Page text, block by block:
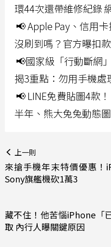
環44次還帶維修紀錄
📢 Apple Pay、信用
沒刷到嗎？官方曝扣
📢國家級「行動斷網
揭3重點：勿用手機處
📢 LINE免費貼圖4款
半年、熊大兔兔動態
上一則
來搶手機年末特價優惠！
Sony旗艦機砍1萬3
藏不住！他苦惱iPhone「
取 內行人曝關鍵原因